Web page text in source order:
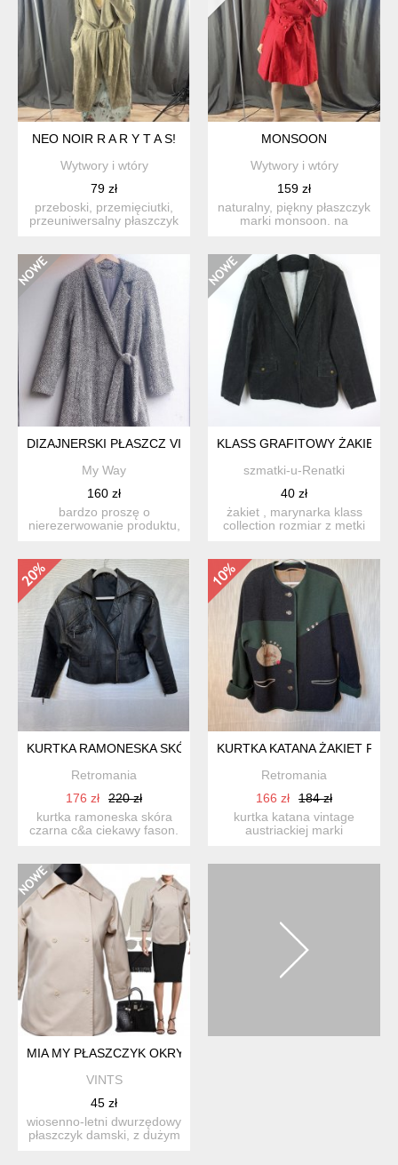
NEO NOIR R A R Y T A S!
Wytwory i wtóry
79 zł
przeboski, przemięciutki,
przeuniwersalny płaszczyk
MONSOON
Wytwory i wtóry
159 zł
naturalny, piękny płaszczyk
marki monsoon. na
DIZAJNERSKI PŁASZCZ VINTAGE
My Way
160 zł
bardzo proszę o
nierezerwowanie produktu,
KLASS GRAFITOWY ŻAKIET
szmatki-u-Renatki
40 zł
żakiet , marynarka klass
collection rozmiar z metki
KURTKA RAMONESKA SKÓRA PRAWDZIWA CZARNA
Retromania
176 zł
220 zł
kurtka ramoneska skóra
czarna c&a ciekawy fason.
KURTKA KATANA ŻAKIET
Retromania
166 zł
184 zł
kurtka katana vintage
austriackiej marki
MIA MY PŁASZCZYK OKRYCIE WIOSENNE BEŻ R 38 HP_134
VINTS
45 zł
wiosenno-letni dwurzędowy
płaszczyk damski, z dużym